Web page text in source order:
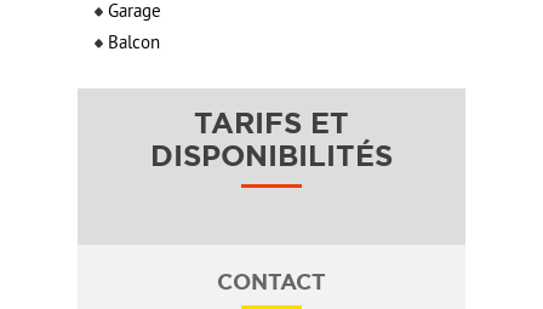
Garage
Balcon
TARIFS ET
DISPONIBILITÉS
CONTACT